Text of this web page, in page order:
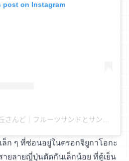
post on Instagram
A post shared by 自由が丘さんど｜フルーツサンドとサンドイッチ (@jiyugaoka_sandwich)
ก ๆ ที่ซ่อนอยู่ในตรอกจิยูกาโอกะ
ายลายญี่ปุ่นตัดกันเล็กน้อย ที่ตู้เย็น